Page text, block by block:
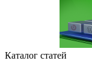
Каталог статей